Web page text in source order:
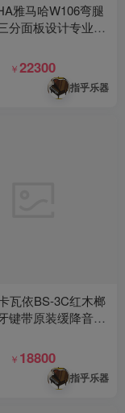
雅马哈W106弯腿
分面板设计专业演
钢琴
￥22300
指乎乐器
瓦依BS-3C红木榔
键带原装缓降音板
￥ 18800
指乎乐器